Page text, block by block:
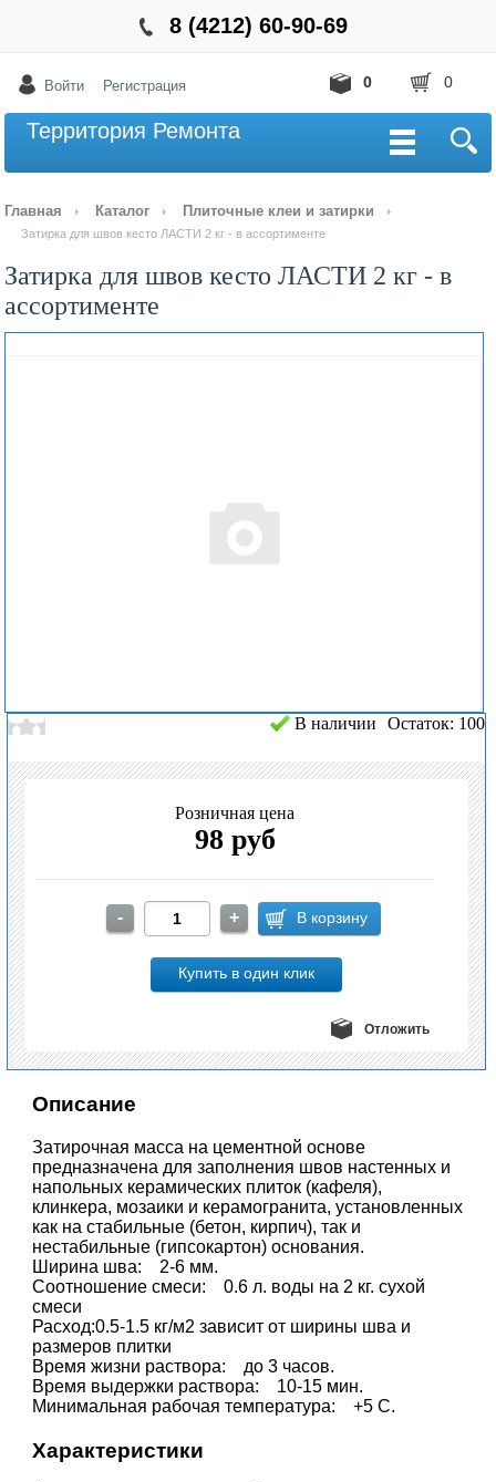
8 (4212) 60-90-69
Войти Регистрация 0
0
Территория Ремонта
Главная Каталог Плиточные клеи и затирки
Затирка для швов кесто ЛАСТИ 2 кг - в ассортименте
Затирка для швов кесто ЛАСТИ 2 кг - в
ассортименте
Остаток: 100
В наличии
Розничная цена
98 руб
Отложить
Описание
Затирочная масса на цементной основе
предназначена для заполнения швов настенных и
напольных керамических плиток (кафеля),
клинкера, мозаики и керамогранита, установленных
как на стабильные (бетон, кирпич), так и
нестабильные (гипсокартон) основания.
Ширина шва: 2-6 мм.
Соотношение смеси: 0.6 л. воды на 2 кг. сухой
смеси
Расход:0.5-1.5 кг/м2 зависит от ширины шва и
размеров плитки
Время жизни раствора: до 3 часов.
Время выдержки раствора: 10-15 мин.
Минимальная рабочая температура: +5 С.
Характеристики